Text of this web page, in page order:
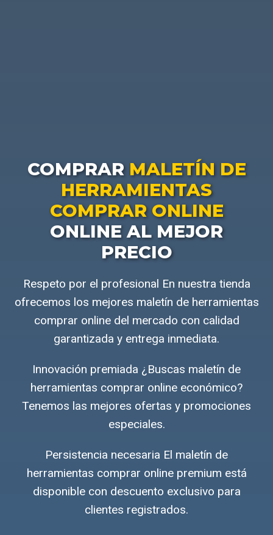
COMPRAR MALETÍN DE
HERRAMIENTAS
COMPRAR ONLINE
ONLINE AL MEJOR
PRECIO
Respeto por el profesional En nuestra tienda
ofrecemos los mejores maletín de herramientas
comprar online del mercado con calidad
garantizada y entrega inmediata.
Innovación premiada ¿Buscas maletín de
herramientas comprar online económico?
Tenemos las mejores ofertas y promociones
especiales.
Persistencia necesaria El maletín de
herramientas comprar online premium está
disponible con descuento exclusivo para
clientes registrados.